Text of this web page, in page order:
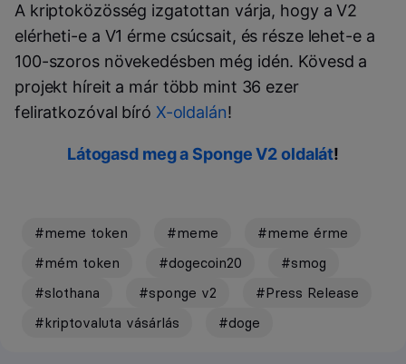
A kriptoközösség izgatottan várja, hogy a V2
elérheti-e a V1 érme csúcsait, és része lehet-e a
100-szoros növekedésben még idén. Kövesd a
projekt híreit a már több mint 36 ezer
feliratkozóval bíró X-oldalán!
Látogasd meg a Sponge V2 oldalát!
#meme token #meme
#meme érme
#mém token
#dogecoin20
#smog
#slothana
#sponge v2
#Press Release
#kriptovaluta vásárlás
#doge